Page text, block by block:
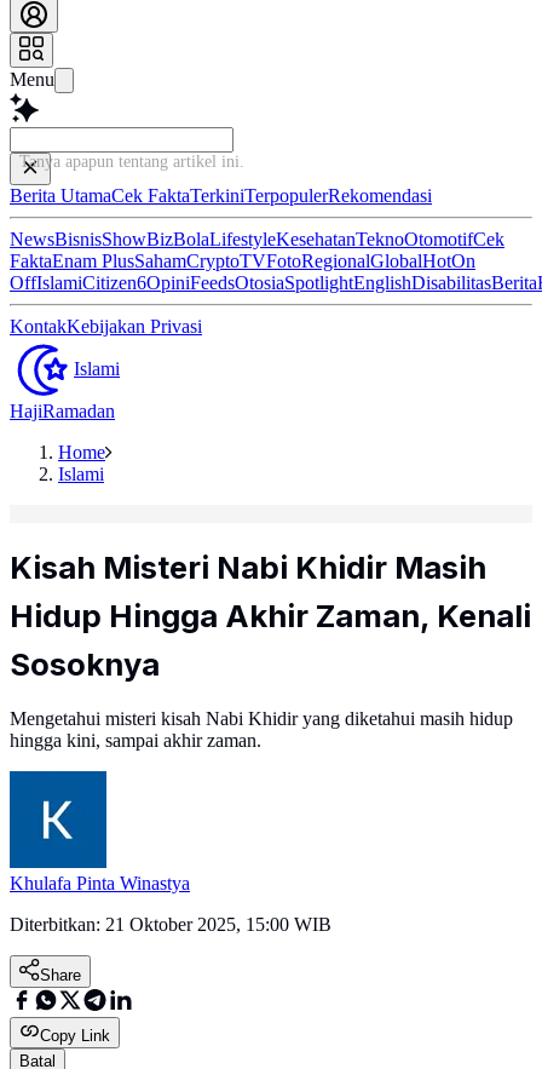
Menu
Tanya apapun tentang artikel ini
Berita UtamaCek FaktaTerkiniTerpopulerRekomendasi
NewsBisnisShowBizBolaLifestyleKesehatanTeknoOtomotifCek
FaktaEnam PlusSahamCryptoTVFotoRegionalGlobalHotOn
OffIslamiCitizen6OpiniFeedsOtosiaSpotlightEnglishDisabilitasBerita
KontakKebijakan Privasi
Islami
HajiRamadan
Home
Islami
Kisah Misteri Nabi Khidir Masih
Hidup Hingga Akhir Zaman, Kenali
Sosoknya
Mengetahui misteri kisah Nabi Khidir yang diketahui masih hidup
hingga kini, sampai akhir zaman.
Khulafa Pinta Winastya
Diterbitkan: 21 Oktober 2025, 15:00 WIB
Share
Copy Link
Batal